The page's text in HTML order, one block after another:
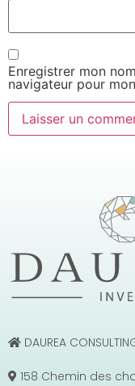
Enregistrer mon
navigateur pour
DAUREA
158 Chemin des